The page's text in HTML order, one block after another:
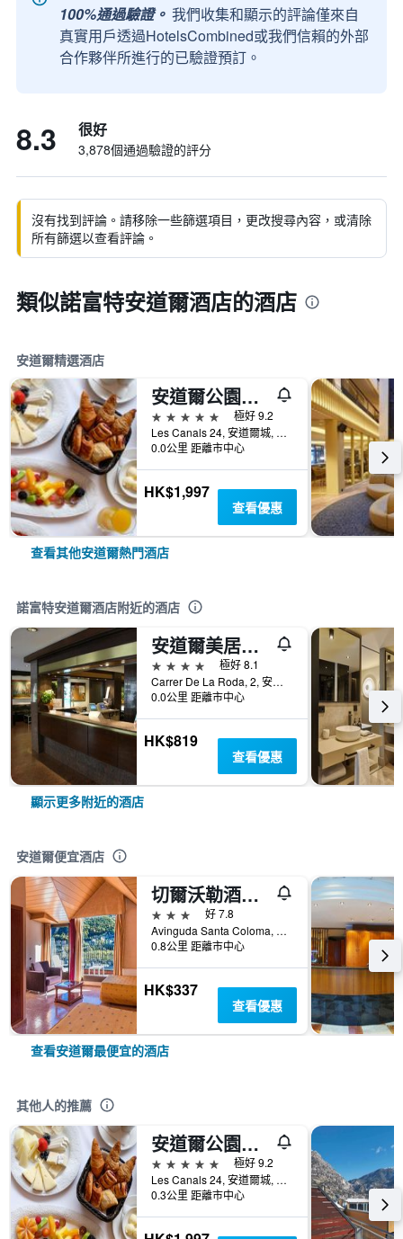
100%通過驗證。 我們收集和顯示的評論僅來自
真實用戶透過HotelsCombined或我們信賴的外部
合作夥伴所進行的已驗證預訂。
8.3 很好
3,878個通過驗證的評分
沒有找到評論。請移除一些篩選項目，更改搜尋內容，或清除
所有篩選以查看評論。
類似諾富特安道爾酒店的酒店
安道爾精選酒店
安道​​爾公園酒店
5星級
極好 9.2
Les Canals 24, 安道爾城, 安道爾
0.0公里 距離市中心
HK$1,997
查看優惠
查看其他安道爾熱門酒店
諾富特安道爾酒店附近的酒店
安道爾美居酒店
4星級
極好 8.1
Carrer De La Roda, 2, 安道爾城, 安道爾
0.0公里 距離市中心
HK$819
查看優惠
顯示更多附近的酒店
安道爾便宜酒店
切爾沃勒酒店 - 安道爾城
3星級
好 7.8
Avinguda Santa Coloma, 46, 安道爾城, 安道爾
0.8公里 距離市中心
HK$337
查看優惠
查看安道爾最便宜的酒店
其他人的推薦
安道​​爾公園酒店
5星級
極好 9.2
Les Canals 24, 安道爾城, 安道爾
0.3公里 距離市中心